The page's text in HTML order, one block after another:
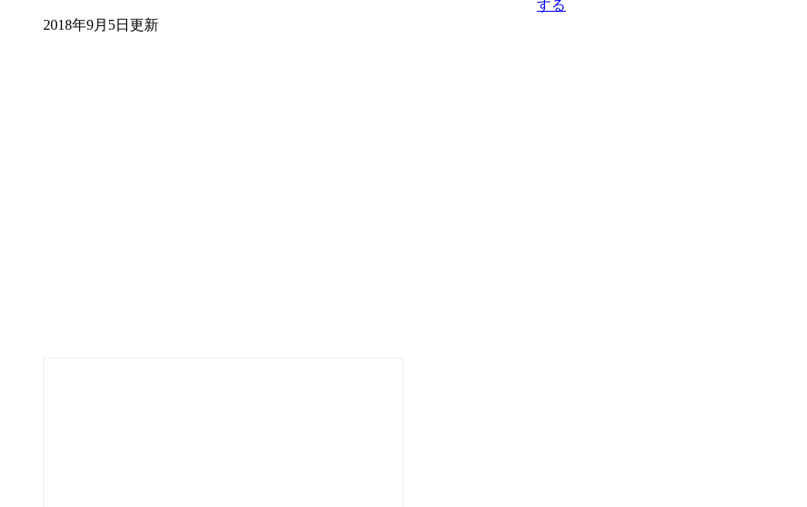
2018年9月5日更新